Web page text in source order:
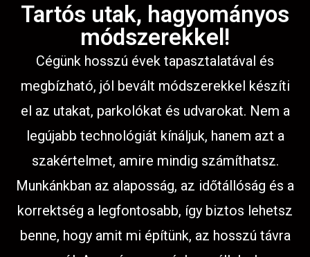
Tartós utak, hagyományos
módszerekkel!
Cégünk hosszú évek tapasztalatával és
megbízható, jól bevált módszerekkel készíti
el az utakat, parkolókat és udvarokat. Nem a
legújabb technológiát kínáljuk, hanem azt a
szakértelmet, amire mindig számíthatsz.
Munkánkban az alaposság, az időtállóság és a
korrektség a legfontosabb, így biztos lehetsz
benne, hogy amit mi építünk, az hosszú távra